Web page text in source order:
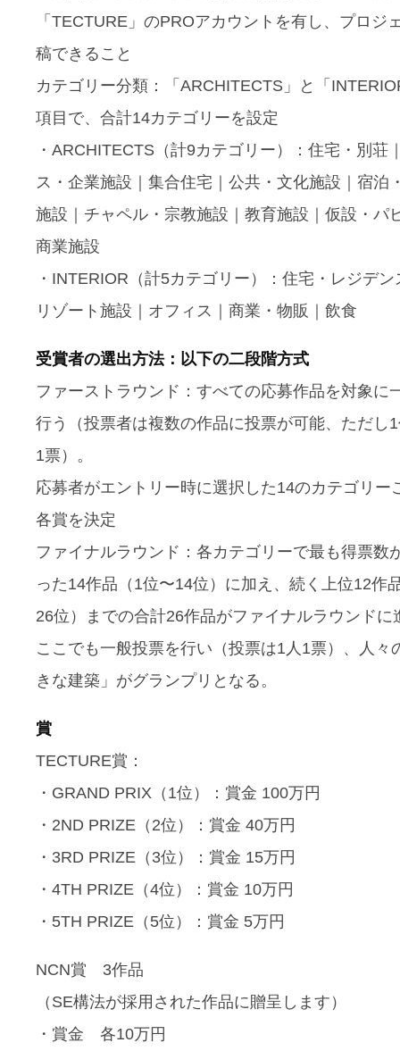
「TECTURE」のPROアカウントを有し、プロジ
稿できること
カテゴリー分類：「ARCHITECTS」と「
項目で、合計14カテゴリーを設定
・ARCHITECTS（計9カテゴリー）：住宅・別荘
ス・企業施設｜集合住宅｜公共・文化施設｜宿泊
施設｜チャペル・宗教施設｜教育施設｜仮設・パ
商業施設
・INTERIOR（計5カテゴリー）：住宅・レジデ
リゾート施設｜オフィス｜商業・物販｜飲食
受賞者の選出方法：以下の二段階方式
ファーストラウンド：すべての応募作品を対象に
行う（投票者は複数の作品に投票が可能、ただし
1票）。
応募者がエントリー時に選択した14のカテゴリー
各賞を決定
ファイナルラウンド：各カテゴリーで最も得票数
った14作品（1位〜14位）に加え、続く上位12作
26位）までの合計26作品がファイナルラウンドに
ここでも一般投票を行い（投票は1人1票）、人々
きな建築」がグランプリとなる。
賞
TECTURE賞：
・GRAND PRIX（1位）：賞金 100万円
・2ND PRIZE（2位）：賞金 40万円
・3RD PRIZE（3位）：賞金 15万円
・4TH PRIZE（4位）：賞金 10万円
・5TH PRIZE（5位）：賞金 5万円
NCN賞 3作品
（SE構法が採用された作品に贈呈します）
・賞金 各10万円